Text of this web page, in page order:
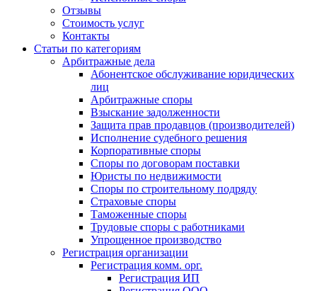
Отзывы
Стоимость услуг
Контакты
Статьи по категориям
Арбитражные дела
Абонентское обслуживание юридических
лиц
Арбитражные споры
Взыскание задолженности
Защита прав продавцов (производителей)
Исполнение судебного решения
Корпоративные споры
Споры по договорам поставки
Юристы по недвижимости
Споры по строительному подряду
Страховые споры
Таможенные споры
Трудовые споры с работниками
Упрощенное производство
Регистрация организации
Регистрация комм. орг.
Регистрация ИП